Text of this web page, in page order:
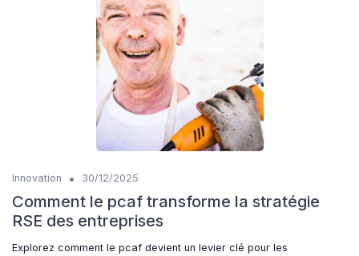
Innovation • 30/12/2025
Comment le pcaf transforme la stratégie
RSE des entreprises
Explorez comment le pcaf devient un levier clé pour les